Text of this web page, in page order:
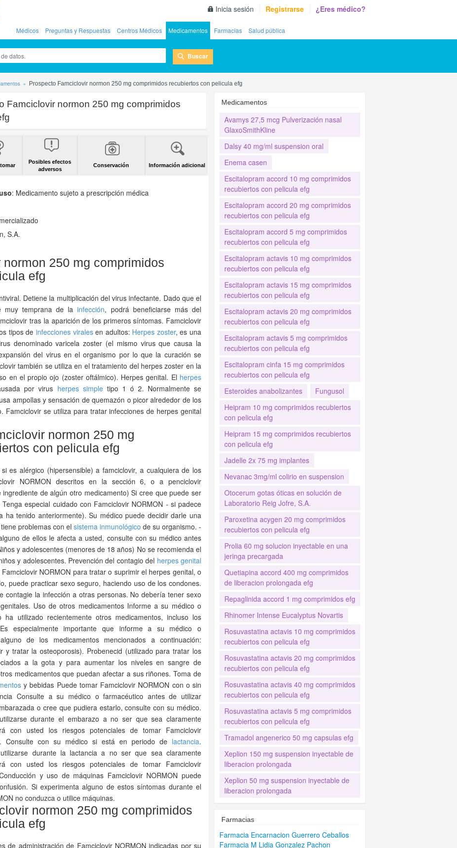
Inicia sesión Registrarse ¿Eres médico?
Médicos Preguntas y Respuestas Centros Médicos Medicamentos Farmacias Salud pública
Buscar
Prospecto Famciclovir normon 250 mg comprimidos recubiertos con pelicula efg
Famciclovir normon 250 mg comprimidos
Posibles efectos
adversos
Conservación Información adicional
: Medicamento sujeto a prescripción médica
S.A.
250 mg comprimidos
efg
Detiene la multiplicación del virus infectante. Dado que el
muy temprana de lainfección, podrá beneficiarse más del
tras la aparición de los primeros síntomas. Famciclovir
tipos deinfecciones viralesen adultos: Herpes zoster, es una
denominado varicela zoster (el mismo virus que causa la
del virus en el organismo por lo que la curación se
también se utiliza en el tratamiento del herpes zoster en la
en el propio ojo (zoster oftálmico). Herpes genital. El herpes
por virus herpes simpletipo 1 ó 2. Normalmente se
ampollas y sensación de quemazón o picor alrededor de los
Famciclovir se utiliza para tratar infecciones de herpes genital
normon 250 mg
con pelicula efg
es alérgico (hipersensible) a famciclovir, a cualquiera de los
NORMON descritos en la sección 6, o a penciclovir
de algún otro medicamento) Si cree que puede ser
especial cuidado con Famciclovir NORMON - si padece
ha tenido anteriormente). Su médico puede decidir darle una
problemas con el sistema inmunológico de su organismo. -
de ellos le afecta a usted, consulte con su médico antes
y adolescentes (menores de 18 años) No se recomienda el
y adolescentes. Prevención del contagio del herpes genital
NORMON para tratar o suprimir el herpes genital, o
puede practicar sexo seguro, haciendo uso de los condones.
contagie la infección a otras personas. No debería tener sexo
Uso de otros medicamentos Informe a su médico o
utilizado recientemente otros medicamentos, incluso los
especialmente importante que informe a su médico o
de los medicamentos mencionados a continuación:
y tratar la osteoporosis). Probenecid (utilizado para tratar los
a la gota y para aumentar los niveles en sangre de
medicamentos que puedan afectar a sus riñones. Toma de
y bebidas Puede tomar Famciclovir NORMON con o sin
Consulte a su médico o farmacéutico antes de utilizar
o cree que pudiera estarlo, consulte con su médico.
durante el embarazo a no ser que sea claramente
con usted los riesgos potenciales de tomar Famciclovir
Consulte con su médico si está en periodo de lactancia.
durante la lactancia a no ser que sea claramente
con usted los riesgos potenciales de tomar Famciclovir
y uso de máquinas Famciclovir NORMON puede
Si experimenta alguno de estos síntomas durante el
no conduzca o utilice máquinas.
normon 250 mg comprimidos
efg
de administración de Famciclovir NORMON indicadas por su
Medicamentos
Avamys 27,5 mcg Pulverización nasal
GlaxoSmithKline
Dalsy 40 mg/ml suspension oral
Enema casen
Escitalopram accord 10 mg comprimidos
recubiertos con pelicula efg
Escitalopram accord 20 mg comprimidos
recubiertos con pelicula efg
Escitalopram accord 5 mg comprimidos
recubiertos con pelicula efg
Escitalopram actavis 10 mg comprimidos
recubiertos con pelicula efg
Escitalopram actavis 15 mg comprimidos
recubiertos con pelicula efg
Escitalopram actavis 20 mg comprimidos
recubiertos con pelicula efg
Escitalopram actavis 5 mg comprimidos
recubiertos con pelicula efg
Escitalopram cinfa 15 mg comprimidos
recubiertos con pelicula efg
Esteroides anabolizantes
Fungusol
Heipram 10 mg comprimidos recubiertos
con pelicula efg
Heipram 15 mg comprimidos recubiertos
con pelicula efg
Jadelle 2x 75 mg implantes
Nevanac 3mg/ml colirio en suspension
Otocerum gotas óticas en solución de
Laboratorio Reig Jofre, S.A.
Paroxetina acygen 20 mg comprimidos
recubiertos con pelicula efg
Prolia 60 mg solucion inyectable en una
jeringa precargada
Quetiapina accord 400 mg comprimidos
de liberacion prolongada efg
Repaglinida accord 1 mg comprimidos efg
Rhinomer Intense Eucalyptus Novartis
Rosuvastatina actavis 10 mg comprimidos
recubiertos con pelicula efg
Rosuvastatina actavis 20 mg comprimidos
recubiertos con pelicula efg
Rosuvastatina actavis 40 mg comprimidos
recubiertos con pelicula efg
Rosuvastatina actavis 5 mg comprimidos
recubiertos con pelicula efg
Tramadol angenerico 50 mg capsulas efg
Xeplion 150 mg suspension inyectable de
liberacion prolongada
Xeplion 50 mg suspension inyectable de
liberacion prolongada
Farmacias
Farmacia Encarnacion Guerrero Ceballos
Farmacia M Lidia Gonzalez Pachon